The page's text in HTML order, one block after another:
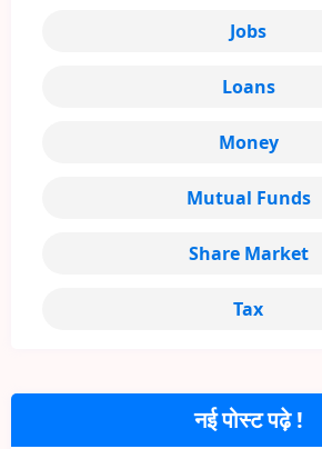
नई पोस्ट पढ़े !
Jobs
Loans
Money
Mutual Funds
Share Market
Tax